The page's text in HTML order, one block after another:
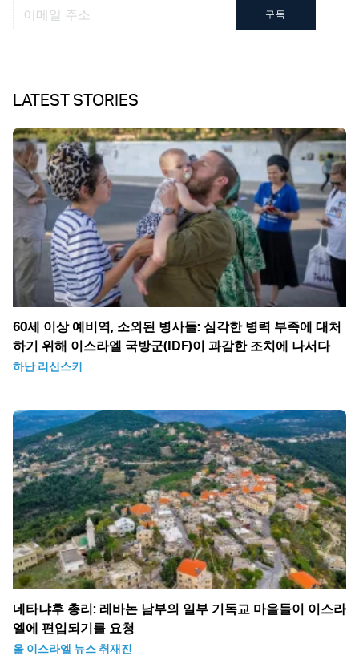
구독
LATEST STORIES
60세 이상 예비역, 소외된 병사들: 심각한 병력 부족에 대처
하기 위해 이스라엘 국방군(IDF)이 과감한 조치에 나서다
하난 리신스키
네타냐후 총리: 레바논 남부의 일부 기독교 마을들이 이스라
엘에 편입되기를 요청
올 이스라엘 뉴스 취재진